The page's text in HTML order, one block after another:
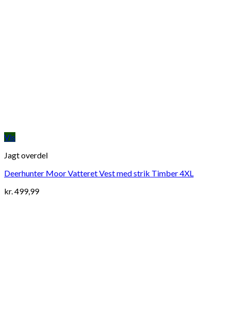
Vis
Jagt overdel
Deerhunter Moor Vatteret Vest med strik Timber 4XL
kr.499,99